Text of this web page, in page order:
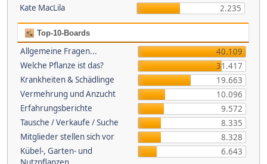
Kate MacLila
2.235
Top-10-Boards
Allgemeine Fragen...
40.109
Welche Pflanze ist das?
31.417
Krankheiten & Schädlinge
19.663
Vermehrung und Anzucht
10.096
Erfahrungsberichte
9.572
Tausche / Verkaufe / Suche
8.335
Mitglieder stellen sich vor
8.328
Kübel-, Garten- und
6.643